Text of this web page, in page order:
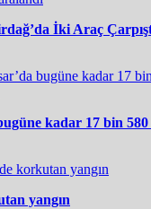
İki Araç
kadar 17 bin
yangın